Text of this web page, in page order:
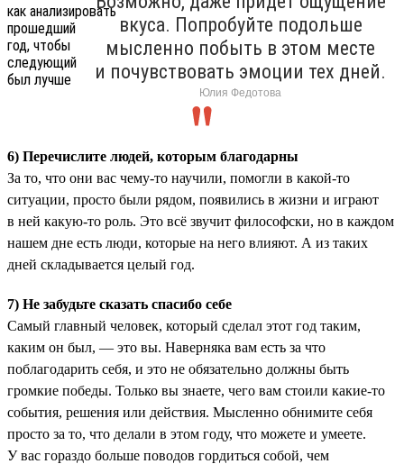
вкуса. Попробуйте подольше
мысленно побыть в этом месте
и почувствовать эмоции тех дней.
Юлия Федотова
6) Перечислите людей, которым благодарны
За то, что они вас чему-то научили, помогли в какой-то
ситуации, просто были рядом, появились в жизни и играют
в ней какую-то роль. Это всё звучит философски, но в каждом
нашем дне есть люди, которые на него влияют. А из таких
дней складывается целый год.
7) Не забудьте сказать спасибо себе
Самый главный человек, который сделал этот год таким,
каким он был, — это вы. Наверняка вам есть за что
поблагодарить себя, и это не обязательно должны быть
громкие победы. Только вы знаете, чего вам стоили какие-то
события, решения или действия. Мысленно обнимите себя
просто за то, что делали в этом году, что можете и умеете.
У вас гораздо больше поводов гордиться собой, чем